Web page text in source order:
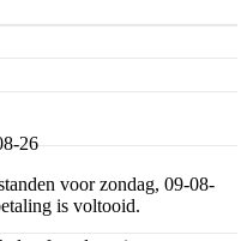
26
voor zondag, 09-08-
is voltooid.